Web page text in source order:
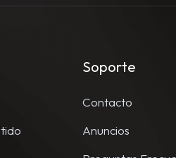
Soporte
Contacto
Anuncios